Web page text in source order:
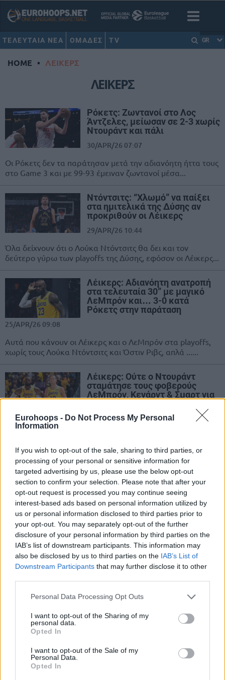
Eurohoops - Do Not Process My Personal
Information
If you wish to opt-out of the sale, sharing to third parties, or
processing of your personal or sensitive information for
targeted advertising by us, please use the below opt-out
section to confirm your selection. Please note that after your
opt-out request is processed you may continue seeing
interest-based ads based on personal information utilized by
us or personal information disclosed to third parties prior to
your opt-out. You may separately opt-out of the further
disclosure of your personal information by third parties on the
IAB’s list of downstream participants. This information may
also be disclosed by us to third parties on the IAB’s List of
Downstream Participants that may further disclose it to other
Please note that this website/app uses one or more Google
not limited to your visit or usage behaviour. You may click to
grant or deny consent to Google and its third-party tags to
use your data for below specified purposes in below Google
consent section.
Personal Data Processing Opt Outs
I want to opt-out of the Sharing of my
personal data.
Opted In
I want to opt-out of the Sale of my
Personal Data.
Opted In
ΤΕΛΕΥΤΑΙΑ ΝΕΑ ΟΜΑΔΕΣ TV GR
HOME • ΛΕΙΚΕΡΣ
ΛΕΙΚΕΡΣ
Ρόκετς: Ζωντανοί στο Λος
Άντζελες, μείωσαν σε 2-3 χωρίς
Ντουράντ και πάλι
30/APR/26 07:07
Οι Ρόκετς δεν τα παράτησαν μετά την αδιανόητη ήττα τους
στο Game 3 και με 99-93 έμειναν ζωντανοί μέσα...
Ντόντσιτς: “Χλωμό” να παίξει
στα ημιτελικά της Δύσης αν
προκριθούν οι Λέικερς
29/APR/26 10:44
Όλα δείχνουν ότι ο Λούκα Ντόντσιτς θα δει και τον
δεύτερο γύρω των playoffs της Δύσης, εφόσον οι Λέικερς...
Λέικερς: Αδιανόητη ανατροπή
στα τελευταία 30” με μαγικό
ΛεΜπρόν και… 3-0 κατά
Ρόκετς στην παράταση
25/APR/26 09:08
Αυτά που κάνουν οι Λέικερς και ο ΛεΜπρόν στα playoffs,
χωρίς τους Λούκα Ντόντσιτς και Όστιν Ριβς, απλά ......
Λέικερς: Ούτε ο Ντουράντ
σταμάτησε τους φοβερούς
ΛεΜπρόν, Κενάρντ & Σμαρτ για
22/APR/26 07:52
Λέικερς είχαν και πάλι "Βασιλιά", είχαν ξανά...
Αγέραστος ΛεΜπρόν κόντρα
στους Ουόριορς, κράτησε τους
Λέικερς στους 4η θέση της
Δύσης (βαθμολογία)
10/APR/26 08:03
Ο αγέραστος ΛεΜπρόν Τζέιμς άγγιξε το τριπλ νταμπλ και
οδήγησε τους Λέικερς σε μεγάλη νίκη με 119-103 στο Σαν...
Μαρτίνεθ για το σχόλιο Αταμάν
περί Βαλένθια & Λέικερς: “Δεν
είναι κομπλιμέντο, δεν βγάζει
νόημα”
Ο Εργκίν Αταμάν δήλωσε ότι έτσι όπως έπαιξε η Βαλένθια
θα μπορούσε να κερδίσει ακόμα και τους Λέικερς (!),...
Αταμάν: “Αυτή η Βαλένθια θα